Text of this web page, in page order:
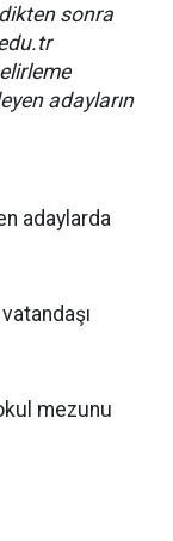
sonra
adayların
adaylarda
mezunu